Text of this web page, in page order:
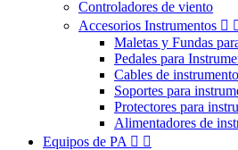
Controladores de viento
Accesorios Instrumentos 
Maletas y Fundas
Pedales para
Cables de
Soportes para
Protectores para
Alimentadores de
Equipos de PA  